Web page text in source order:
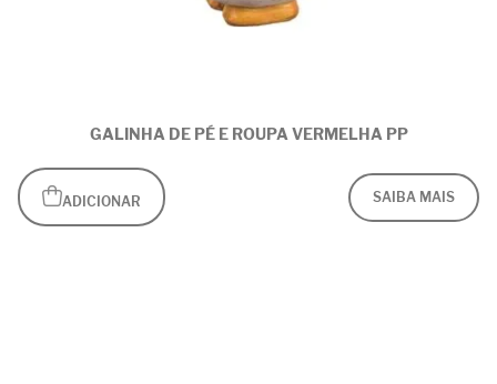
GALINHA DE PÉ E ROUPA VERMELHA PP
ADICIONAR SAIBA MAIS